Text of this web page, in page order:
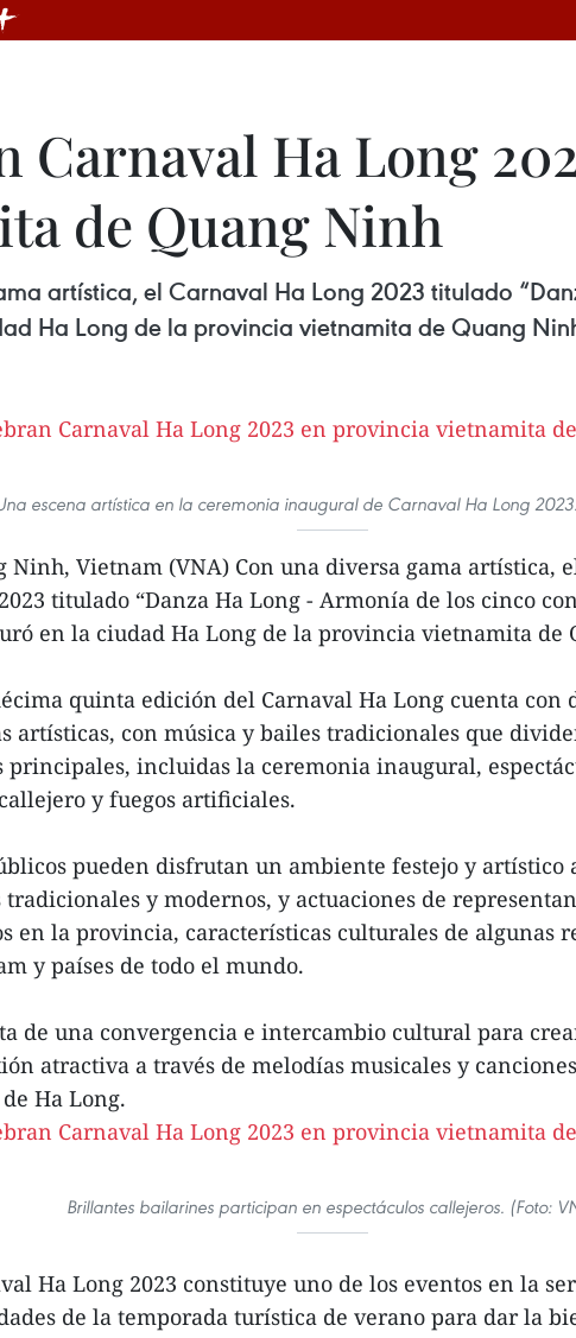
Carnaval Ha Long
de Quang Ninh
artística, el Carnaval Ha Long 2023 titulado
Ha Long de la provincia vietnamita de Quang
escena artística en la ceremonia inaugural de Carnaval Ha Long
Ninh, Vietnam (VNA) Con una diversa gama artística,
titulado “Danza Ha Long - Armonía de los cinco
en la ciudad Ha Long de la provincia vietnamita de
quinta edición del Carnaval Ha Long cuenta con
artísticas, con música y bailes tradicionales que
principales, incluidas la ceremonia inaugural,
y fuegos artificiales.
pueden disfrutan un ambiente festejo y artístico
tradicionales y modernos, y actuaciones de
en la provincia, características culturales de algunas
y países de todo el mundo.
de una convergencia e intercambio cultural para
atractiva a través de melodías musicales y
Ha Long.
Brillantes bailarines participan en espectáculos callejeros. (Foto:
Ha Long 2023 constituye uno de los eventos en la
de la temporada turística de verano para dar la